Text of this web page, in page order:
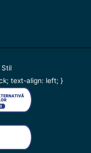
Stil
text-align: left; }